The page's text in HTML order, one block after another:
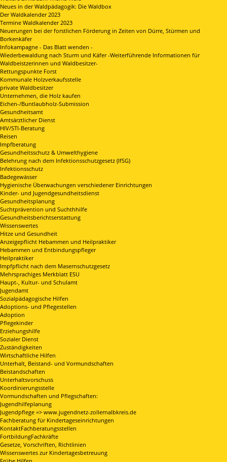
Neues in der Waldpädagogik: Die Waldbox
Der Waldkalender 2023
Termine Waldkalender 2023
Neuerungen bei der forstlichen Förderung in Zeiten von Dürre, Stürmen und
Borkenkäfer
Infokampagne - Das Blatt wenden -
Wiederbewaldung nach Sturm und Käfer -Weiterführende Informationen für
Waldbeistzerinnen und Waldbesitzer-
Rettungspunkte Forst
Kommunale Holzverkaufsstelle
private Waldbesitzer
Unternehmen, die Holz kaufen
Eichen-/Buntlaubholz-Submission
Gesundheitsamt
Amtsärztlicher Dienst
HIV/STI-Beratung
Reisen
Impfberatung
Gesundheitsschutz & Umwelthygiene
Belehrung nach dem Infektionsschutzgesetz (IfSG)
Infektionsschutz
Badegewässer
Hygienische Überwachungen verschiedener Einrichtungen
Kinder- und Jugendgesundheitsdienst
Gesundheitsplanung
Suchtprävention und Suchthhilfe
Gesundheitsberichtserstattung
Wissenswertes
Hitze und Gesundheit
Anzeigepflicht Hebammen und Heilpraktiker
Hebammen und Entbindungspfleger
Heilpraktiker
Impfpflicht nach dem Masernschutzgesetz
Mehrsprachiges Merkblatt ESU
Haupt-, Kultur- und Schulamt
Jugendamt
Sozialpädagogische Hilfen
Adoptions- und Pflegestellen
Adoption
Pflegekinder
Erziehungshilfe
Sozialer Dienst
Zuständigkeiten
Wirtschaftliche Hilfen
Unterhalt, Beistand- und Vormundschaften
Beistandschaften
Unterhaltsvorschuss
Koordinierungsstelle
Vormundschaften und Pflegschaften:
Jugendhilfeplanung
Jugendpflege => www.jugendnetz-zollernalbkreis.de
Fachberatung für Kindertageseinrichtungen
KontaktFachberatungsstellen
FortbildungFachkräfte
Gesetze, Vorschriften, Richtlinien
Wissenswertes zur Kindertagesbetreuung